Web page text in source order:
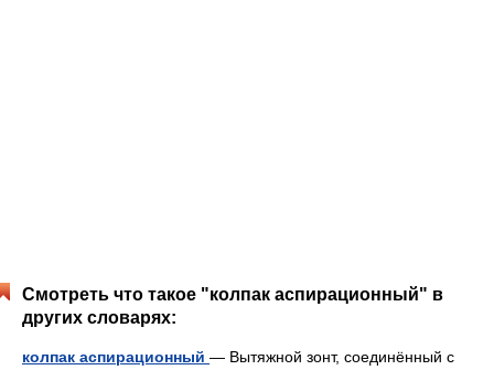
Смотреть что такое "колпак аспирационный" в
других словарях:
колпак аспирационный — Вытяжной зонт, соединённый с